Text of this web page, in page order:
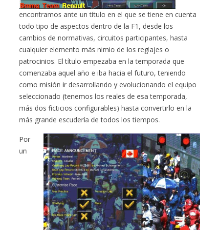
encontramos ante un título en el que se tiene en cuenta
todo tipo de aspectos dentro de la F1, desde los
cambios de normativas, circuitos participantes, hasta
cualquier elemento más nimio de los reglajes o
patrocinios. El título empezaba en la temporada que
comenzaba aquel año e iba hacia el futuro, teniendo
como misión ir desarrollando y evolucionando el equipo
seleccionado (tenemos los reales de esa temporada,
más dos ficticios configurables) hasta convertirlo en la
más grande escudería de todos los tiempos.
Por
un